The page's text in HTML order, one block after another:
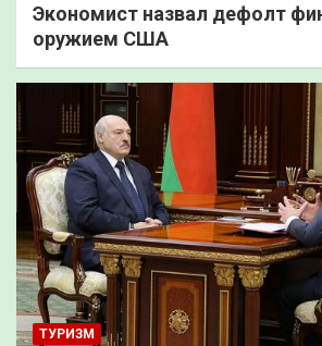
Экономист назвал дефолт
оружием США
ТУРИЗМ